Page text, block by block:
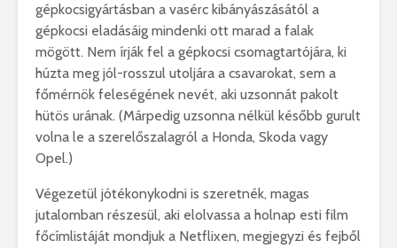
gépkocsigyártásban a vasérc kibányászásától a
gépkocsi eladásáig mindenki ott marad a falak
mögött. Nem írják fel a gépkocsi csomagtartójára, ki
húzta meg jól-rosszul utoljára a csavarokat, sem a
főmérnök feleségének nevét, aki uzsonnát pakolt
hütös urának. (Márpedig uzsonna nélkül később gurult
volna le a szerelőszalagról a Honda, Skoda vagy
Opel.)
Végezetül jótékonykodni is szeretnék, magas
jutalomban részesül, aki elolvassa a holnap esti film
főcímlistáját mondjuk a Netflixen, megjegyzi és fejből